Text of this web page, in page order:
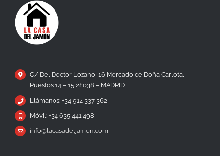
C/ Del Doctor Lozano, 16 Mercado de Doña Carlota,
Puestos 14 – 15 28038 – MADRID
Llámanos: +34 914 337 362
Móvil: +34 635 441 498
info@lacasadeljamon.com